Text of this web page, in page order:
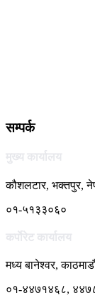
सम्पर्क
मुख्य कार्यालय
कौशलटार, भक्तपुर,
०१-५१३३०६०
कर्पाेरेट कार्यालय
मध्य बानेश्वर,
०१-४४७१४६८,